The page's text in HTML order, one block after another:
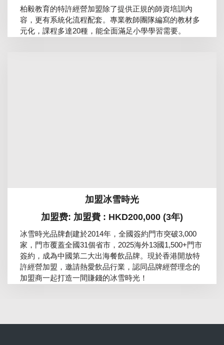
柏毅教育的特許經營加盟除了提供正規的師資培訓內
容，更有系統化流程配套。專業教師團隊編寫的教材多
元化，課程多達20種，能全面滿足小學學習需要。
加盟冰雪時光
加盟费: 加盟費 : HKD200,000 (3年)
冰雪時光品牌創建於2014年，全國簽約門市突破3,000
家，門市覆蓋全國31個省市，2025海外13國1,500+門市
簽約，成為中國第二大出海餐飲品牌。現於香港開放特
許經營加盟，邀請熱愛飲品行業，認同品牌經營理念的
加盟商一起打造一間賺錢的冰雪時光！